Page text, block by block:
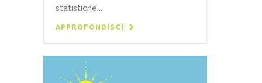
statistiche...
APPROFONDISCI